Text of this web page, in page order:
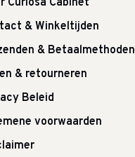
Curiosa Cabinet
& Winkeltijden
& Betaalmethoden
& retourneren
Beleid
voorwaarden